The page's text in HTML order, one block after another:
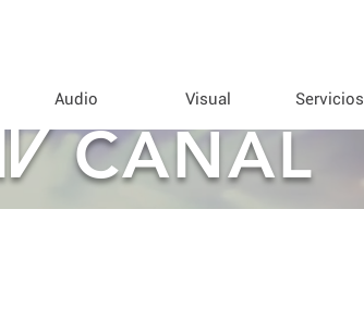
Audio Visual Servicios
CANAL